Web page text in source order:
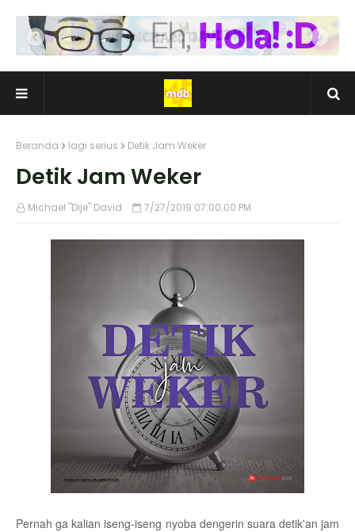
Beranda lagi serius Detik Jam Weker
Detik Jam Weker
Michael "Dije" David 7/27/2019 07:00:00 PM
Pernah ga kalian iseng-iseng nyoba dengerin suara detik'an jam